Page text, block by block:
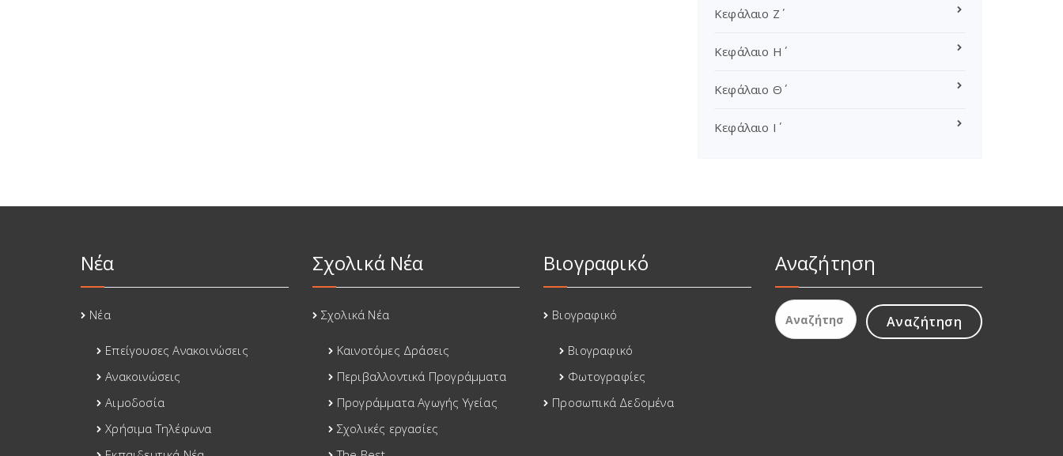
Κεφάλαιο Ζ΄
Κεφάλαιο Η΄
Κεφάλαιο Θ΄
Κεφάλαιο Ι΄
Νέα
Νέα
Επείγουσες Ανακοινώσεις
Ανακοινώσεις
Αιμοδοσία
Χρήσιμα Τηλέφωνα
Σχολικά Νέα
Σχολικά Νέα
Καινοτόμες Δράσεις
Περιβαλλοντικά Προγράμματα
Προγράμματα Αγωγής Υγείας
Σχολικές εργασίες
Βιογραφικό
Βιογραφικό
Βιογραφικό
Φωτογραφίες
Προσωπικά Δεδομένα
Αναζήτηση
Αναζήτηση
για: